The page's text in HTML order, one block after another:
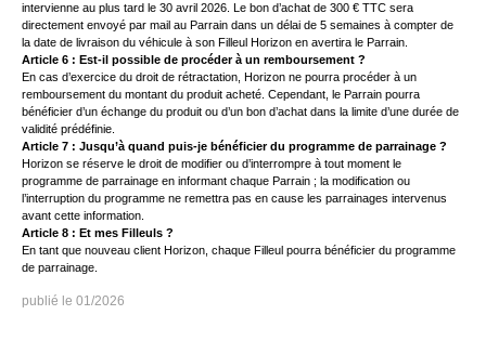
intervienne au plus tard le 30 avril 2026. Le bon d’achat de 300 € TTC sera
directement envoyé par mail au Parrain dans un délai de 5 semaines à compter de
la date de livraison du véhicule à son Filleul Horizon en avertira le Parrain.
Article 6 : Est-il possible de procéder à un remboursement ?
En cas d’exercice du droit de rétractation, Horizon ne pourra procéder à un
remboursement du montant du produit acheté. Cependant, le Parrain pourra
bénéficier d’un échange du produit ou d’un bon d’achat dans la limite d’une durée de
validité prédéfinie.
Article 7 : Jusqu’à quand puis-je bénéficier du programme de parrainage ?
Horizon se réserve le droit de modifier ou d’interrompre à tout moment le
programme de parrainage en informant chaque Parrain ; la modification ou
l’interruption du programme ne remettra pas en cause les parrainages intervenus
avant cette information.
Article 8 : Et mes Filleuls ?
En tant que nouveau client Horizon, chaque Filleul pourra bénéficier du programme
de parrainage.
01/2026